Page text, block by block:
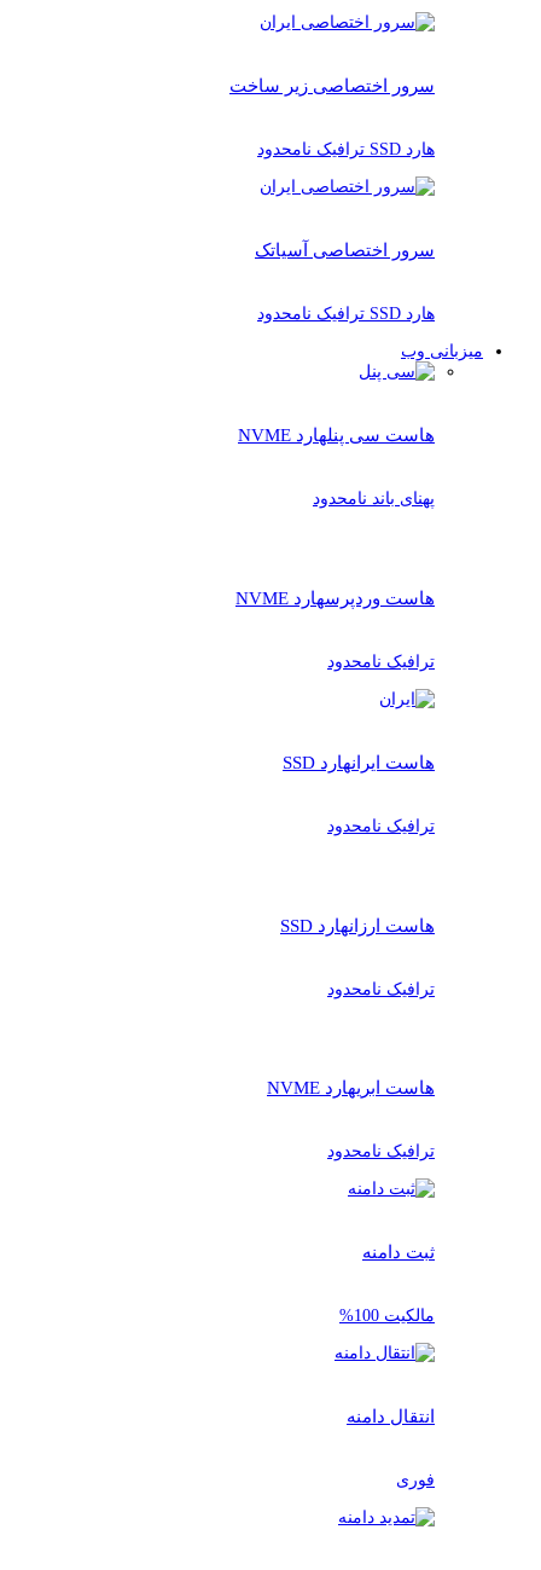
سرور اختصاصی زیر ساخت
هارد SSD ترافیک نامحدود
سرور اختصاصی آسیاتک
هارد SSD ترافیک نامحدود
میزبانی وب
هاست سی پنلهارد NVME
پهنای باند نامحدود
هاست وردپرسهارد NVME
ترافیک نامحدود
هاست ایرانهارد SSD
ترافیک نامحدود
هاست ارزانهارد SSD
ترافیک نامحدود
هاست ابریهارد NVME
ترافیک نامحدود
ثبت دامنه
مالکیت 100%
انتقال دامنه
فوری